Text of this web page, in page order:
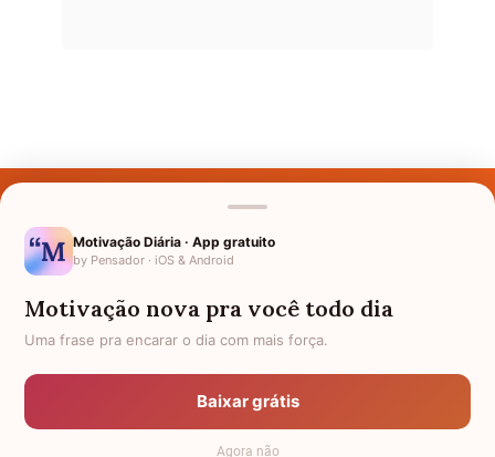
Nomes pelo Mundo
Política de Privacidade
Anuncie
Motivação Diária · App gratuito
by Pensador · iOS & Android
Motivação nova pra você todo dia
Uma frase pra encarar o dia com mais força.
Baixar grátis
Agora não